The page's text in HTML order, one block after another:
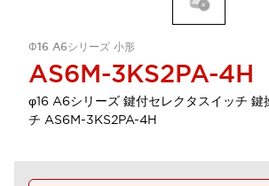
Φ16 A6シリーズ 小形
AS6M-3KS2PA-4H
φ16 A6シリーズ 鍵付セレクタスイッチ 鍵
チ AS6M-3KS2PA-4H